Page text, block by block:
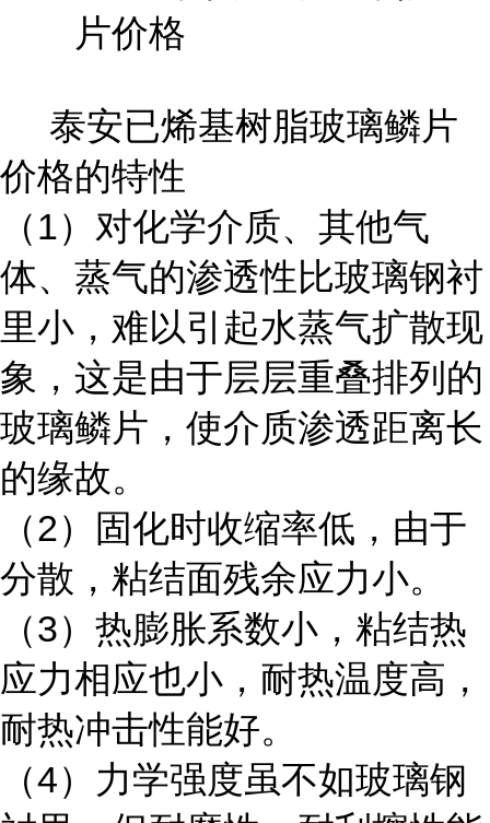
泰安已烯基树脂玻璃鳞片
价格的特性
（1）对化学介质、其他气
体、蒸气的渗透性比玻璃钢衬
里小，难以引起水蒸气扩散现
象，这是由于层层重叠排列的
玻璃鳞片，使介质渗透距离长
的缘故。
（2）固化时收缩率低，由于
分散，粘结面残余应力小。
（3）热膨胀系数小，粘结热
应力相应也小，耐热温度高，
耐热冲击性能好。
（4）力学强度虽不如玻璃钢